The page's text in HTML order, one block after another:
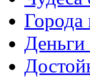
Города
Деньги